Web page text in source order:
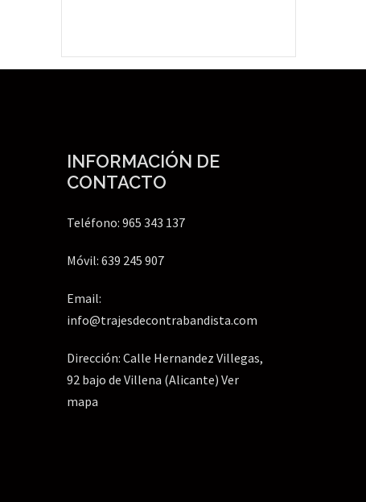
INFORMACIÓN DE
CONTACTO
Teléfono: 965 343 137
Móvil: 639 245 907
Email:
info@trajesdecontrabandista.com
Dirección: Calle Hernandez Villegas,
92 bajo de Villena (Alicante) Ver
mapa